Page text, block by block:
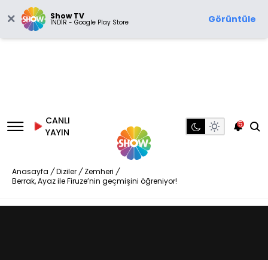
Show TV
İNDİR - Google Play Store Görüntüle
CANLI
YAYIN
5
Anasayfa / Diziler / Zemheri /
Berrak, Ayaz ile Firuze’nin geçmişini öğreniyor!